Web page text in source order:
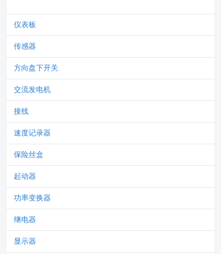
仪表板
传感器
方向盘下开关
交流发电机
接线
速度记录器
保险丝盒
起动器
功率变换器
继电器
显示器